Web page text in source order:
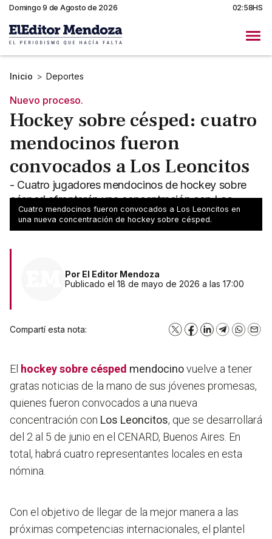
Domingo 9 de Agosto de 2026 02:58HS
Inicio > Deportes
Nuevo proceso.
Hockey sobre césped: cuatro
mendocinos fueron
convocados a Los Leoncitos
- Cuatro jugadores mendocinos de hockey sobre
césped afrontarán una concentración con Los
Leoncitos - La misma será en Buenos Aires
Cuatro mendocinos fueron convocados a Los Leoncitos en
una nueva concentración de hockey sobre césped.
Por El Editor Mendoza
Publicado el 18 de mayo de 2026 a las 17:00
Compartí esta nota: X Facebook
LinkedInTelegram
El hockey sobre césped mendocinovuelve a tener
gratas noticias de la mano de sus jóvenes promesas,
quienes fueron convocados a una nueva
concentración con Los Leoncitos, que se desarrollará
del 2 al 5 de junio en el CENARD, Buenos Aires. En
total, habrá cuatro representantes locales en esta
nómina.
Con el objetivo de llegar de la mejor manera a las
próximas competencias internacionales, el plantel